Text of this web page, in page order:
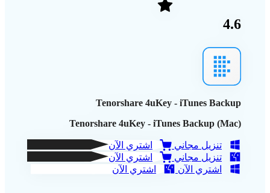
4.6
Tenorshare 4uKey - iTunes Backup
Tenorshare 4uKey - iTunes Backup (Mac)
تنزيل مجاني
اشتري الآن
تنزيل مجاني
اشتري الآن
اشتري الآن
اشتري الآن